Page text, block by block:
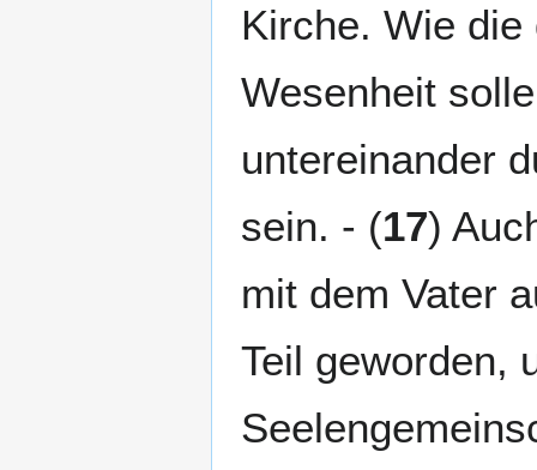
Kirche. Wie
Wesenheit
untereinander
sein. - (17)
mit dem Vater
Teil geworden,